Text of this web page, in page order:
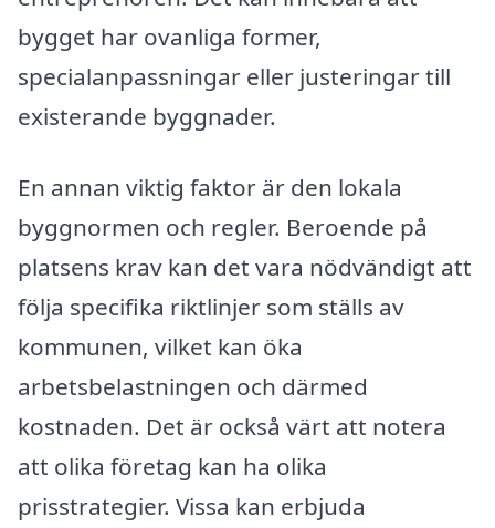
bygget har ovanliga former,
specialanpassningar eller justeringar till
existerande byggnader.
En annan viktig faktor är den lokala
byggnormen och regler. Beroende på
platsens krav kan det vara nödvändigt att
följa specifika riktlinjer som ställs av
kommunen, vilket kan öka
arbetsbelastningen och därmed
kostnaden. Det är också värt att notera
att olika företag kan ha olika
prisstrategier. Vissa kan erbjuda